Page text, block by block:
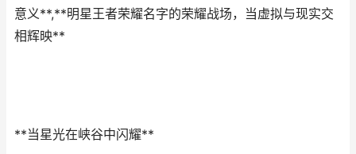
意义**,**明星王者荣耀名字的荣耀战场，当虚拟与现实交
相辉映**
**当星光在峡谷中闪耀**